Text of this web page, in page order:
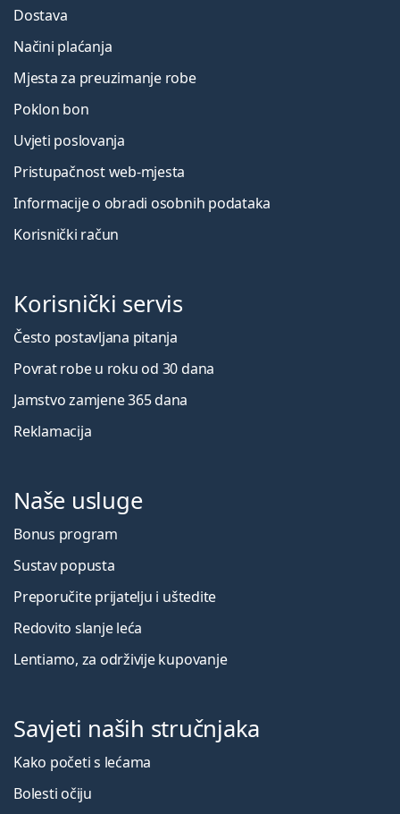
Dostava
Načini plaćanja
Mjesta za preuzimanje robe
Poklon bon
Uvjeti poslovanja
Pristupačnost web-mjesta
Informacije o obradi osobnih podataka
Korisnički račun
Korisnički servis
Često postavljana pitanja
Povrat robe u roku od 30 dana
Jamstvo zamjene 365 dana
Reklamacija
Naše usluge
Bonus program
Sustav popusta
Preporučite prijatelju i uštedite
Redovito slanje leća
Lentiamo, za održivije kupovanje
Savjeti naših stručnjaka
Kako početi s lećama
Bolesti očiju